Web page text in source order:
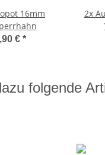
16mm
€ *
2x
folgende